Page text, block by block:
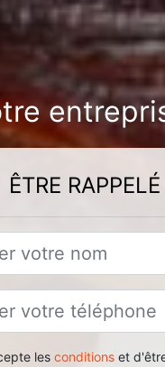
ÊTRE RAPPELÉ
les conditionset